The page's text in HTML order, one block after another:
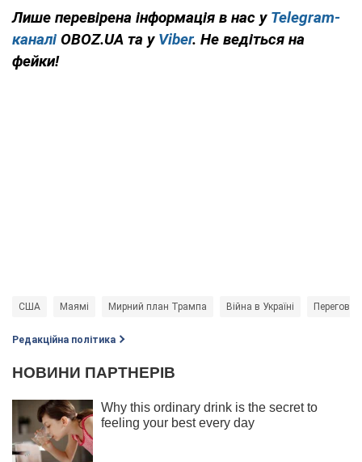
Лише перевірена інформація в нас у Telegram-
каналі OBOZ.UA та у Viber. Не ведіться на
фейки!
США Маямі Мирний план Трампа Війна в Україні
Редакційна політика